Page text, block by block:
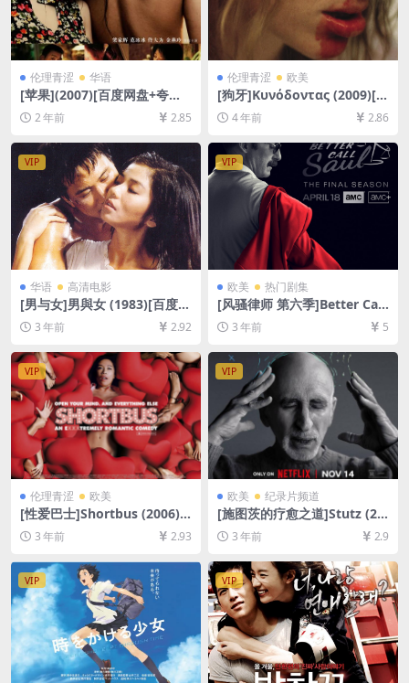
伦理青涩 华语
[苹果](2007)[百度网盘+夸克
网盘高清未删减资源][MP4/7.
4GB][国语中字]【视频文件
+防和谐压缩包（含解压密
码）】
2 年前 2.85
伦理青涩 欧美
[狗牙]Κυνόδοντας (2009)[百
度网盘+夸克网盘1080P超清
未删减资源][网盘在线播放/下
载][MP4/6.3GB][中文字幕]
4 年前 2.86
VIP
华语 高清电影
[男与女]男與女 (1983)[百度网
盘+夸克网盘1080P超清未删
减资源][网盘在线播放/下载]
[MP4/6.2GB][粤语中字]
3 年前 2.92
VIP
欧美 热门剧集
[风骚律师 第六季]Better Call
Saul Season 6 (2022)[百度网
盘+迅雷云盘+阿里云盘资源10
80P超清未删减][MP4/19GB]
[中英字幕]
3 年前 5
VIP
伦理青涩 欧美
[性爱巴士]Shortbus (2006)
[百度网盘+迅雷云盘资源1080
P超清未删减][MP4/6GB][中
请下载防和谐压缩包（含解压
密码）】
3 年前 2.93
VIP
欧美 纪录片频道
[施图茨的疗愈之道]Stutz (20
22)[百度网盘+迅雷云盘资源1
080P超清未删减][MP4/6GB]
3 年前 2.9
VIP VIP